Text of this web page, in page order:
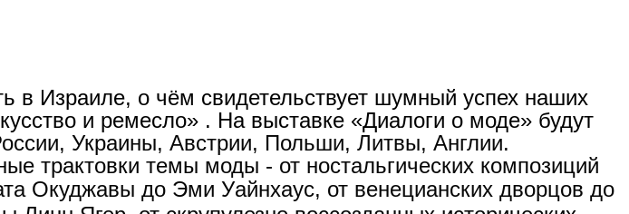
в Израиле, о чём свидетельствует шумный успех наших
и ремесло» . На выставке «Диалоги о моде» будут
Украины, Австрии, Польши, Литвы, Англии.
трактовки темы моды - от ностальгических композиций
Окуджавы до Эми Уайнхаус, от венецианских дворцов до